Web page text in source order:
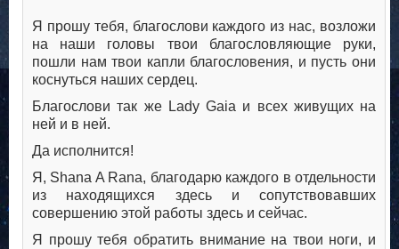
Я прошу тебя, благослови каждого из нас, возложи
на наши головы твои благословляющие руки,
пошли нам твои капли благословения, и пусть они
коснуться наших сердец.
Благослови так же Lady Gaia и всех живущих на
ней и в ней.
Да исполнится!
Я, Shana A Rana, благодарю каждого в отдельности
из находящихся здесь и сопутствовавших
совершению этой работы здесь и сейчас.
Я прошу тебя обратить внимание на твои ноги, и